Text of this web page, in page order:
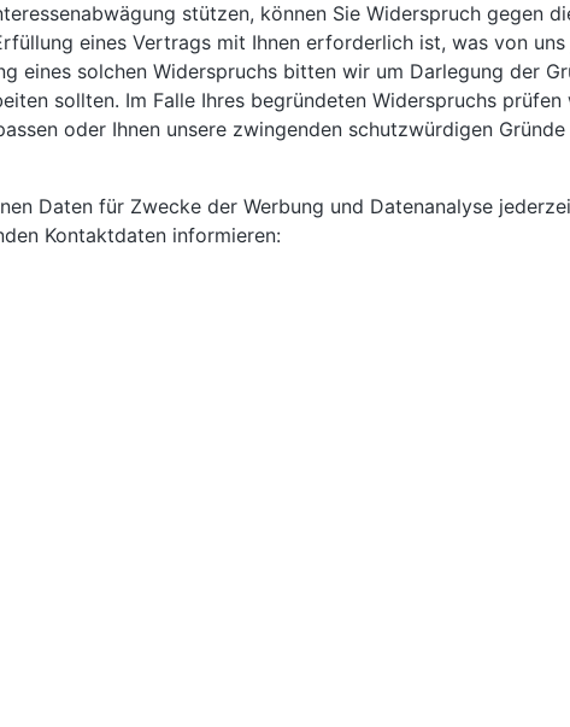
stützen, können Sie Widerspruch gegen
eines Vertrags mit Ihnen erforderlich ist, was von
eines solchen Widerspruchs bitten wir um Darlegung der
sollten. Im Falle Ihres begründeten Widerspruchs prüfen
oder Ihnen unsere zwingenden schutzwürdigen
Daten für Zwecke der Werbung und Datenanalyse
Kontaktdaten informieren: